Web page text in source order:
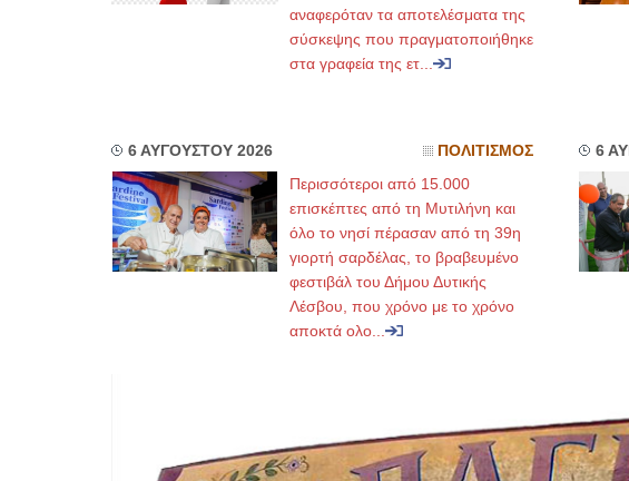
αναφερόταν τα αποτελέσματα της
σύσκεψης που πραγματοποιήθηκε
στα γραφεία της ετ...
6 ΑΥΓΟΥΣΤΟΥ 2026 ΠΟΛΙΤΙΣΜΟΣ
Περισσότεροι από 15.000
επισκέπτες από τη Μυτιλήνη και
όλο το νησί πέρασαν από τη 39η
γιορτή σαρδέλας, το βραβευμένο
φεστιβάλ του Δήμου Δυτικής
Λέσβου, που χρόνο με το χρόνο
αποκτά ολο...
6